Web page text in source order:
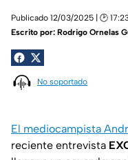
Publicado 12/03/2025 | 🕑
Escrito por: Rodrigo Ornelas
No soportado
El mediocampista
reciente entrevista